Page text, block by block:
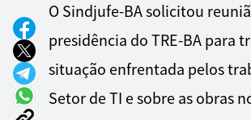
O Sindjufe-BA solicitou
presidência do TRE-BA para
situação enfrentada pelos
Setor de TI e sobre as obras